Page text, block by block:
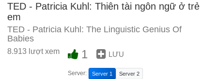
what's going on up in that little brain of hers.
The modern tools of neuroscience
Những công cụ tối tân của thần kinh học
are demonstrating to us that what's going on up there
TED - Patricia Kuhl: Thiên tài ngôn ngữ ở trẻ
em
TED - Patricia Kuhl: The Linguistic Genius Of
Babies
8.913 lượt xem 1 LƯU
Server: Server 1 Server 2